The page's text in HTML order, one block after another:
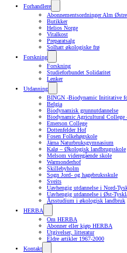
Forhandlere
Abonnementsordninger Alm Østre
Butikker
Helios Norge
Vitalkost
Preparatsalg
Solhatt økologiske frø
Forskning
Forskning
Studieforbundet Solidaritet
Lenker
Utdanning
BINGN -Biodynamic Inititative
Belgia
Biodynamisk grunnutdannelse
Biodynamic Agricultural College
Emerson College
Dottenfelder Hof
Fosen Folkehøgskole
Järna Naturbruksgymnasium
Kalø – Økologisk landbrugsskole
Melsom videregående skole
Warmonderhof
Skillebyholm
Sogn Jord- og hagebruksskule
Sveits
Uavhengig utdannelse i Nord-
Uavhengig utdannelse i Øst-
Årsstudium i økologisk landbruk
HERBA
Om HERBA
Abonner eller kjøp HERBA
Utgivelser, litteratur
Eldre artikler 1967-2000
Kontakt